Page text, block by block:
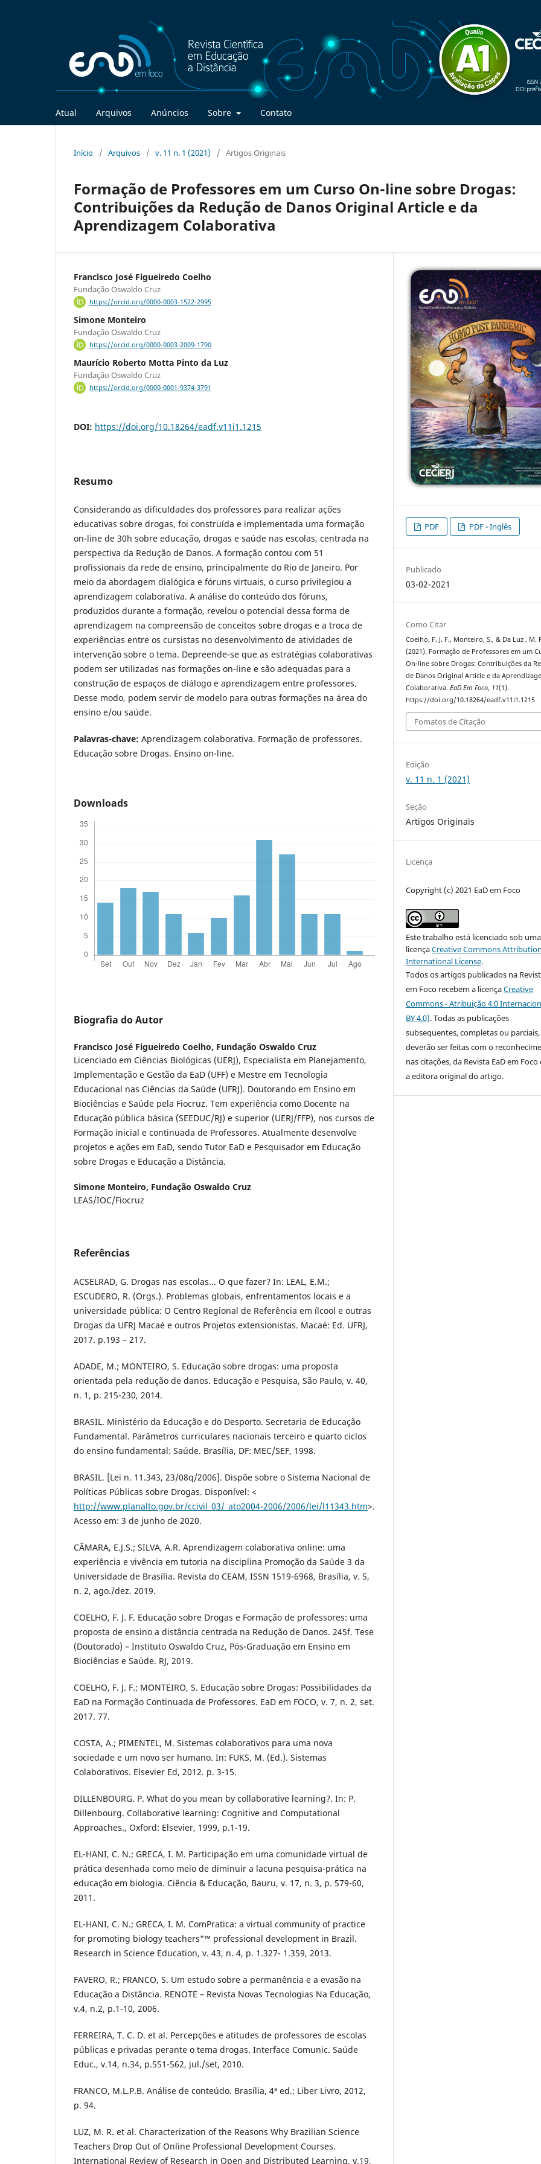
Atual Arquivos Anúncios Sobre Contato
Início / Arquivos / v. 11 n. 1 (2021) / Artigos Originais
Formação de Professores em um Curso On-line sobre Drogas:
Contribuições da Redução de Danos Original Article e da
Aprendizagem Colaborativa
Francisco José Figueiredo Coelho
Fundação Oswaldo Cruz
https://orcid.org/0000-0003-1522-2995
Simone Monteiro
Fundação Oswaldo Cruz
https://orcid.org/0000-0003-2009-1790
Maurí­cio Roberto Motta Pinto da Luz
Fundação Oswaldo Cruz
https://orcid.org/0000-0001-9374-3791
DOI: https://doi.org/10.18264/eadf.v11i1.1215
Resumo
Considerando as dificuldades dos professores para realizar ações
educativas sobre drogas, foi construída e implementada uma formação
on-line de 30h sobre educação, drogas e saúde nas escolas, centrada na
perspectiva da Redução de Danos. A formação contou com 51
profissionais da rede de ensino, principalmente do Rio de Janeiro. Por
meio da abordagem dialógica e fóruns virtuais, o curso privilegiou a
aprendizagem colaborativa. A análise do conteúdo dos fóruns,
produzidos durante a formação, revelou o potencial dessa forma de
aprendizagem na compreensão de conceitos sobre drogas e a troca de
experiências entre os cursistas no desenvolvimento de atividades de
intervenção sobre o tema. Depreende-se que as estratégias colaborativas
podem ser utilizadas nas formações on-line e são adequadas para a
construção de espaços de diálogo e aprendizagem entre professores.
Desse modo, podem servir de modelo para outras formações na área do
ensino e/ou saúde.
Palavras-chave: Aprendizagem colaborativa. Formação de professores.
Educação sobre Drogas. Ensino on-line.
Downloads
Biografia do Autor
Francisco José Figueiredo Coelho, Fundação Oswaldo Cruz
Licenciado em Ciências Biológicas (UERJ), Especialista em Planejamento,
Implementação e Gestão da EaD (UFF) e Mestre em Tecnologia
Educacional nas Ciências da Saúde (UFRJ). Doutorando em Ensino em
Biociências e Saúde pela Fiocruz. Tem experiência como Docente na
Educação pública básica (SEEDUC/RJ) e superior (UERJ/FFP), nos cursos de
Formação inicial e continuada de Professores. Atualmente desenvolve
projetos e ações em EaD, sendo Tutor EaD e Pesquisador em Educação
sobre Drogas e Educação a Distância.
Simone Monteiro, Fundação Oswaldo Cruz
LEAS/IOC/Fiocruz
Referências
ACSELRAD, G. Drogas nas escolas... O que fazer? In: LEAL, E.M.;
ESCUDERO, R. (Orgs.). Problemas globais, enfrentamentos locais e a
universidade pública: O Centro Regional de Referência em ílcool e outras
Drogas da UFRJ Macaé e outros Projetos extensionistas. Macaé: Ed. UFRJ,
2017. p.193 – 217.
ADADE, M.; MONTEIRO, S. Educação sobre drogas: uma proposta
orientada pela redução de danos. Educação e Pesquisa, São Paulo, v. 40,
n. 1, p. 215-230, 2014.
BRASIL. Ministério da Educação e do Desporto. Secretaria de Educação
Fundamental. Parâmetros curriculares nacionais terceiro e quarto ciclos
do ensino fundamental: Saúde. Brasí­lia, DF: MEC/SEF, 1998.
BRASIL. [Lei n. 11.343, 23/08q/2006]. Dispõe sobre o Sistema Nacional de
Polí­ticas Públicas sobre Drogas. Disponí­vel: <
http://www.planalto.gov.br/ccivil_03/_ato2004-2006/2006/lei/l11343.htm>.
Acesso em: 3 de junho de 2020.
CÂMARA, E.J.S.; SILVA, A.R. Aprendizagem colaborativa online: uma
experiência e vivência em tutoria na disciplina Promoção da Saúde 3 da
Universidade de Brasí­lia. Revista do CEAM, ISSN 1519-6968, Brasí­lia, v. 5,
n. 2, ago./dez. 2019.
COELHO, F. J. F. Educação sobre Drogas e Formação de professores: uma
proposta de ensino a distância centrada na Redução de Danos. 245f. Tese
(Doutorado) – Instituto Oswaldo Cruz, Pós-Graduação em Ensino em
Biociências e Saúde. RJ, 2019.
COELHO, F. J. F.; MONTEIRO, S. Educação sobre Drogas: Possibilidades da
EaD na Formação Continuada de Professores. EaD em FOCO, v. 7, n. 2, set.
2017. 77.
COSTA, A.; PIMENTEL, M. Sistemas colaborativos para uma nova
sociedade e um novo ser humano. In: FUKS, M. (Ed.). Sistemas
Colaborativos. Elsevier Ed, 2012. p. 3-15.
DILLENBOURG. P. What do you mean by collaborative learning?. In: P.
Dillenbourg. Collaborative learning: Cognitive and Computational
Approaches., Oxford: Elsevier, 1999, p.1-19.
EL-HANI, C. N.; GRECA, I. M. Participação em uma comunidade virtual de
prática desenhada como meio de diminuir a lacuna pesquisa-prática na
educação em biologia. Ciência & Educação, Bauru, v. 17, n. 3, p. 579-60,
2011.
EL-HANI, C. N.; GRECA, I. M. ComPratica: a virtual community of practice
for promoting biology teachers"™ professional development in Brazil.
Research in Science Education, v. 43, n. 4, p. 1.327- 1.359, 2013.
FAVERO, R.; FRANCO, S. Um estudo sobre a permanência e a evasão na
Educação a Distância. RENOTE – Revista Novas Tecnologias Na Educação,
v.4, n.2, p.1-10, 2006.
FERREIRA, T. C. D. et al. Percepções e atitudes de professores de escolas
públicas e privadas perante o tema drogas. Interface Comunic. Saúde
Educ., v.14, n.34, p.551-562, jul./set, 2010.
FRANCO, M.L.P.B. Análise de conteúdo. Brasí­lia, 4ª ed.: Liber Livro, 2012,
p. 94.
LUZ, M. R. et al. Characterization of the Reasons Why Brazilian Science
Teachers Drop Out of Online Professional Development Courses.
International Review of Research in Open and Distributed Learning, v.19,
PDF PDF - Inglês
Publicado
03-02-2021
Como Citar
Coelho, F. J. F., Monteiro, S., & Da Luz , M.
(2021). Formação de Professores em um
On-line sobre Drogas: Contribuições da
de Danos Original Article e da
Colaborativa.EaD Em Foco, 11(1).
https://doi.org/10.18264/eadf.v11i1.1215
Fomatos de Citação
Edição
v. 11 n. 1 (2021)
Seção
Artigos Originais
Licença
Copyright (c) 2021 EaD em Foco
Este trabalho está licenciado sob uma
licençaCreative Commons
International License.
Todos os artigos publicados na
em Foco recebem a licençaCreative
Commons - Atribuição 4.0
BY 4.0). Todas as publicações
subsequentes, completas ou parciais,
deverão ser feitas com o
nas citações, da Revista EaD em
a editora original do artigo.